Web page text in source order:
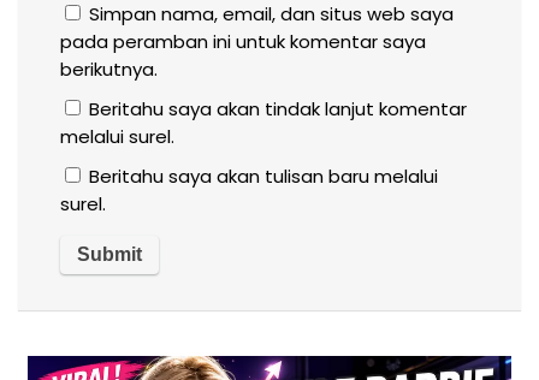
Simpan nama, email, dan situs web saya
pada peramban ini untuk komentar saya
berikutnya.
Beritahu saya akan tindak lanjut komentar
melalui surel.
Beritahu saya akan tulisan baru melalui
surel.